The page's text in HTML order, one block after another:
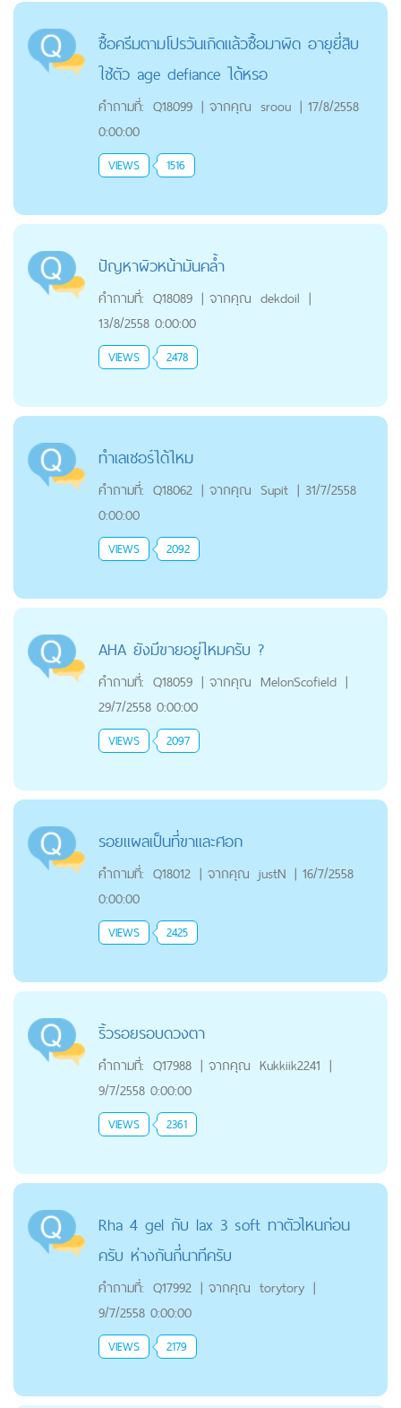
ซื้อครีมตามโปรวันเกิดเเล้วซื้อมาผิด อายุยี่สิบ
ใช้ตัว age defiance ได้หรอ
คำถามที่: Q18099 | จากคุณ sroou | 17/8/2558
0:00:00
VIEWS 1516
ปัญหาผิวหน้ามันคล้ำ
คำถามที่: Q18089 | จากคุณ dekdoil |
13/8/2558 0:00:00
VIEWS 2478
ทำเลเชอร์ได้ไหม
คำถามที่: Q18062 | จากคุณ Supit | 31/7/2558
0:00:00
VIEWS 2092
AHA ยังมีขายอยู่ไหมครับ ?
คำถามที่: Q18059 | จากคุณ MelonScofield |
29/7/2558 0:00:00
VIEWS 2097
รอยแผลเป็นที่ขาและศอก
คำถามที่: Q18012 | จากคุณ justN | 16/7/2558
0:00:00
VIEWS 2425
ริ้วรอยรอบดวงตา
คำถามที่: Q17988 | จากคุณ Kukkiik2241 |
9/7/2558 0:00:00
VIEWS 2361
Rha 4 gel กับ lax 3 soft ทาตัวไหนก่อน
ครับ ห่างกันกี่นาทีครับ
คำถามที่: Q17992 | จากคุณ torytory |
9/7/2558 0:00:00
VIEWS 2179